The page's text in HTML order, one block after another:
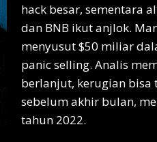
hack besar, sementara
dan BNB ikut anjlok.
menyusut $50 miliar
panic selling. Analis
berlanjut, kerugian bisa
sebelum akhir bulan,
tahun 2022.